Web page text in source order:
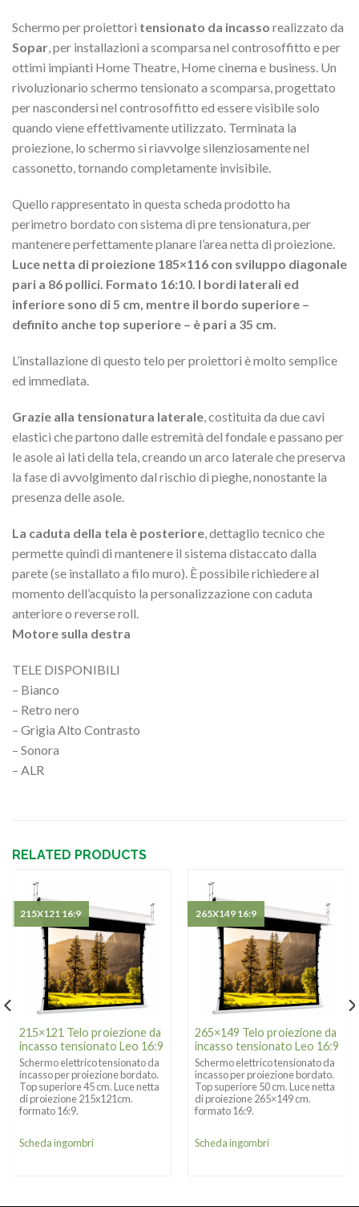
Schermo per proiettori tensionato da incasso realizzato da
Sopar, per installazioni a scomparsa nel controsoffitto e per
ottimi impianti Home Theatre, Home cinema e business. Un
rivoluzionario schermo tensionato a scomparsa, progettato
per nascondersi nel controsoffitto ed essere visibile solo
quando viene effettivamente utilizzato. Terminata la
proiezione, lo schermo si riavvolge silenziosamente nel
cassonetto, tornando completamente invisibile.
Quello rappresentato in questa scheda prodotto ha
perimetro bordato con sistema di pre tensionatura, per
mantenere perfettamente planare l’area netta di proiezione.
Luce netta di proiezione 185×116 con sviluppo diagonale
pari a 86 pollici. Formato 16:10. I bordi laterali ed
inferiore sono di 5 cm, mentre il bordo superiore –
definito anche top superiore – è pari a 35 cm.
L’installazione di questo telo per proiettori è molto semplice
ed immediata.
Grazie alla tensionatura laterale, costituita da due cavi
elastici che partono dalle estremità del fondale e passano per
le asole ai lati della tela, creando un arco laterale che preserva
la fase di avvolgimento dal rischio di pieghe, nonostante la
presenza delle asole.
La caduta della tela è posteriore, dettaglio tecnico che
permette quindi di mantenere il sistema distaccato dalla
parete (se installato a filo muro). È possibile richiedere al
momento dell’acquisto la personalizzazione con caduta
anteriore o reverse roll.
Motore sulla destra
TELE DISPONIBILI
– Bianco
– Retro nero
– Grigia Alto Contrasto
– Sonora
– ALR
RELATED PRODUCTS
215×121 Telo proiezione da
incasso tensionato Leo 16:9
Schermo elettrico tensionato da
incasso per proiezione bordato.
Top superiore 45 cm. Luce netta
di proiezione 215x121cm.
formato 16:9.
Scheda ingombri
215X121 16:9
265×149 Telo proiezione da
incasso tensionato Leo 16:9
Schermo elettrico tensionato da
incasso per proiezione bordato.
Top superiore 50 cm. Luce netta
di proiezione 265×149 cm.
formato 16:9.
Scheda ingombri
265X149 16:9